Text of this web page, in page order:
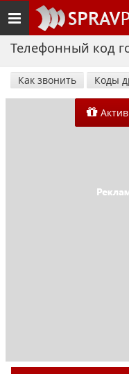
Toggle
navigation
Телефонный код
Как звонить Коды